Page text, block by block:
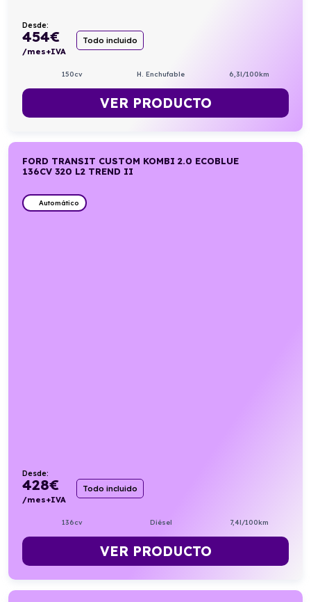
Desde:
454€
/mes+IVA
Todo incluido
150cv H. Enchufable 6,3l/100km
VER PRODUCTO
FORD TRANSIT CUSTOM KOMBI 2.0 ECOBLUE
136CV 320 L2 TREND II
Automático
Desde:
428€
/mes+IVA
Todo incluido
136cv Diésel 7,4l/100km
VER PRODUCTO